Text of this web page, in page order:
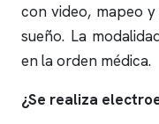
con video, mapeo
sueño. La
en la orden médica.
¿Se realiza